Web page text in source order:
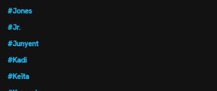
#Jones
#Jr.
#Junyent
#Kadi
#Keïta